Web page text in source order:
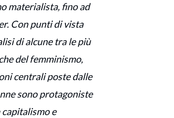
materialista, fino ad
Con punti di vista
di alcune tra le più
del femminismo,
centrali poste dalle
sono protagoniste
e